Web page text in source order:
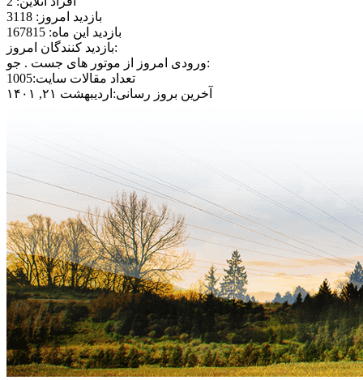
بازدید امروز: 3118
بازدید این ماه: 167815
بازدید کنندگان امروز:
ورودی امروز از موتور های جست . جو:
تعداد مقالات سایت:1005
آخرین بروز رسانی:اردیبهشت ۲۱, ۱۴۰۱